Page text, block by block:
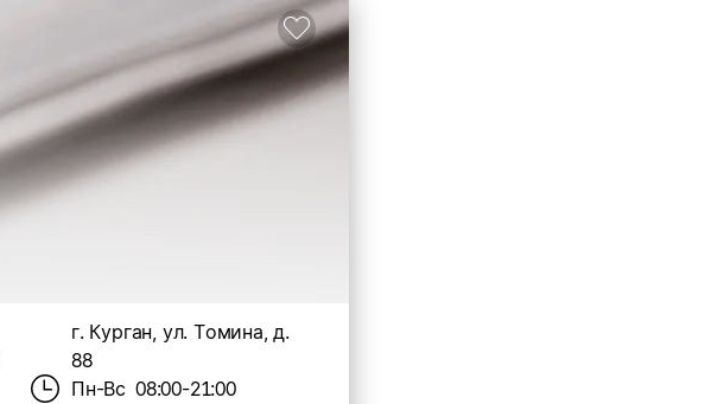
г. Курган, ул. Томина, д.
88
Пн-Вс 08:00-21:00